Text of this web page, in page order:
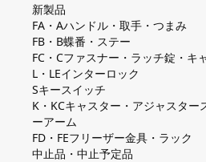
新製品
FA・Aハンドル・取手・つまみ
FB・B蝶番・ステー
FC・Cファスナー・ラッチ錠・キ
L・LEインターロック
Sキースイッチ
K・KCキャスター・アジャスター
ーアーム
FD・FEフリーザー金具・ラック
中止品・中止予定品